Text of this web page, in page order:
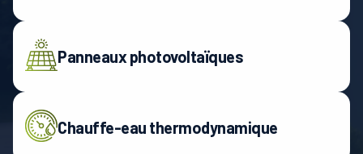
Panneaux photovoltaïques
Chauffe-eau thermodynamique